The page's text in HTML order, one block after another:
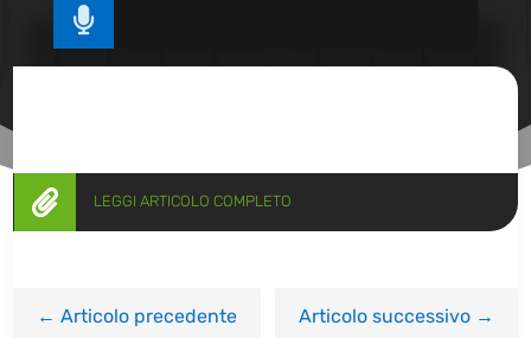

 LEGGI ARTICOLO COMPLETO
←Articolo precedente Articolo successivo→